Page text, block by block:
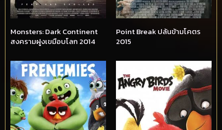
Monsters: Dark Continent
สงครามฝูงเขมือบโลก 2014
Point Break ปล้นข้ามโคตร
2015